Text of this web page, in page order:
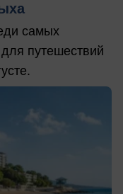
самых
путешествий